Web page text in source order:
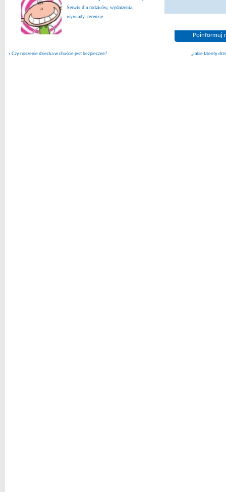
Serwis dla rodziców, wydarzenia,
wywiady, recenzje
Poinformuj
« Czy noszenie dziecka w chuście jest bezpieczne? „Jakie talenty